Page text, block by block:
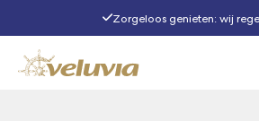
Zorgeloos genieten: wij